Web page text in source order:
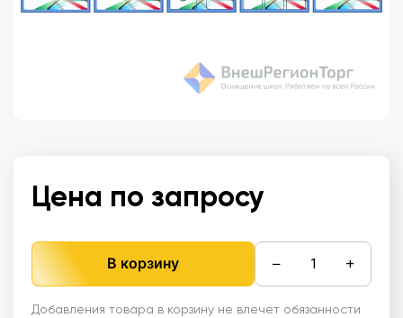
Цена по запросу
В корзину − +
Добавления товара в корзину не влечет обязанности